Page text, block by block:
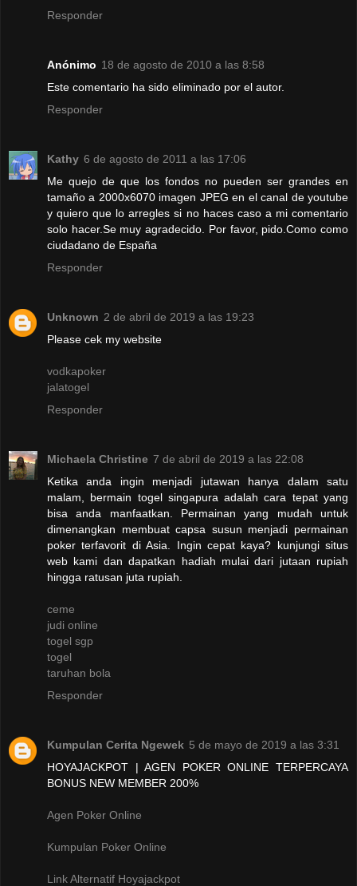
Responder
Anónimo 18 de agosto de 2010 a las 8:58
Este comentario ha sido eliminado por el autor.
Responder
Kathy 6 de agosto de 2011 a las 17:06
Me quejo de que los fondos no pueden ser grandes en
tamaño a 2000x6070 imagen JPEG en el canal de youtube
y quiero que lo arregles si no haces caso a mi comentario
solo hacer.Se muy agradecido. Por favor, pido.Como como
ciudadano de España
Responder
Unknown 2 de abril de 2019 a las 19:23
Please cek my website
vodkapoker
jalatogel
Responder
Michaela Christine 7 de abril de 2019 a las 22:08
Ketika anda ingin menjadi jutawan hanya dalam satu
malam, bermain togel singapura adalah cara tepat yang
bisa anda manfaatkan. Permainan yang mudah untuk
dimenangkan membuat capsa susun menjadi permainan
poker terfavorit di Asia. Ingin cepat kaya? kunjungi situs
web kami dan dapatkan hadiah mulai dari jutaan rupiah
hingga ratusan juta rupiah.
ceme
judi online
togel sgp
togel
taruhan bola
Responder
Kumpulan Cerita Ngewek 5 de mayo de 2019 a las 3:31
HOYAJACKPOT | AGEN POKER ONLINE TERPERCAYA
BONUS NEW MEMBER 200%
Agen Poker Online
Kumpulan Poker Online
Link Alternatif Hoyajackpot